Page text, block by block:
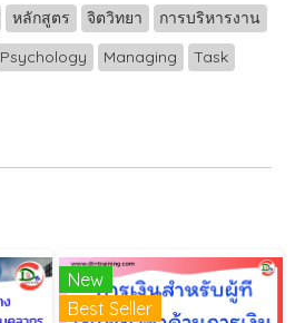
หลักสูตร จิตวิทยา
การบริหารงาน
Psychology Managing
Task
New
Best Seller